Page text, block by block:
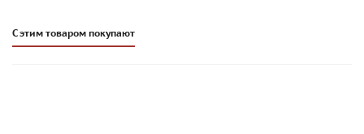
С этим товаром покупают